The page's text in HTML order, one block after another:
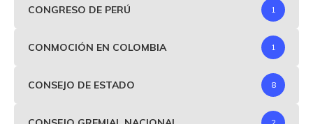
CONGRESO DE PERÚ 1
CONMOCIÓN EN COLOMBIA 1
CONSEJO DE ESTADO 8